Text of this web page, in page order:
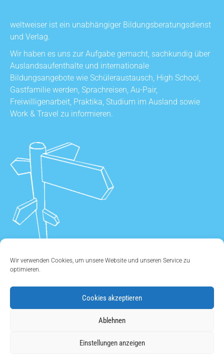
Wir verwenden Cookies, um unsere Website und unseren Service zu
optimieren.
Cookies akzeptieren
Ablehnen
Einstellungen anzeigen
weltweiser ist ein unabhängiger Bildungsberatungsdienst
und Verlag.
Wir haben es uns zur Aufgabe gemacht, sachkundig über
Auslandsaufenthalte und internationale
Bildungsangebote wie Schüleraustausch, High School,
Gastfamilie werden, Sprachreisen, Au-Pair,
Freiwilligenarbeit, Praktika, Studium im Ausland sowie
Work & Travel zu informieren.